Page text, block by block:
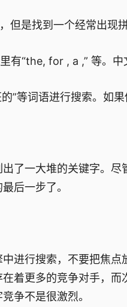
是找到一个经常出现
“the, for , a ,” 等。中
等词语进行搜索。如果
一大堆的关键字。尽
后一步了。
行搜索，不要把焦点
着更多的竞争对手，
争不是很激烈。